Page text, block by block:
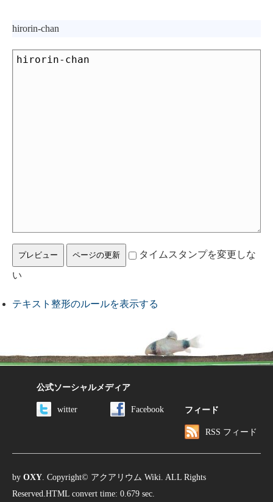
hirorin-chan
タイムスタンプを変更しな
い
テキスト整形のルールを表示する
公式ソーシャルメディア
witter Facebook フィード
RSS フィード
by OXY . Copyright© アクアリウム Wiki. ALL Rights
Reserved.HTML convert time: 0.679 sec.